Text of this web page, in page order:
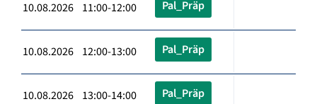
10.08.2026 11:00-12:00 Pal_Präp
10.08.2026 12:00-13:00 Pal_Präp
10.08.2026 13:00-14:00 Pal_Präp